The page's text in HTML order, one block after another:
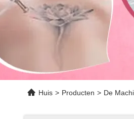
Huis > Producten > De